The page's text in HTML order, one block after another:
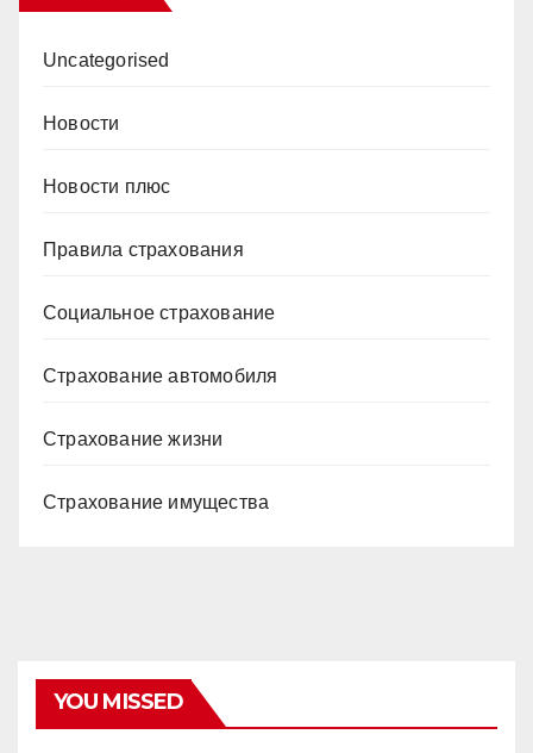
Uncategorised
Новости
Новости плюс
Правила страхования
Социальное страхование
Страхование автомобиля
Страхование жизни
Страхование имущества
YOU MISSED